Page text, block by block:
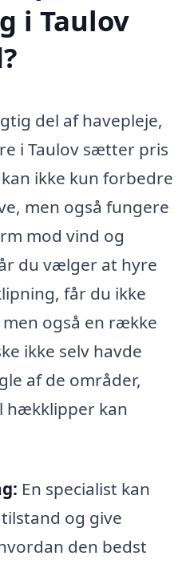
i Taulov
del af havepleje,
i Taulov sætter pris
ikke kun forbedre
men også fungere
mod vind og
du vælger at hyre
får du ikke
også en række
ikke selv havde
af de områder,
hækklipper kan
En specialist kan
og give
den bedst